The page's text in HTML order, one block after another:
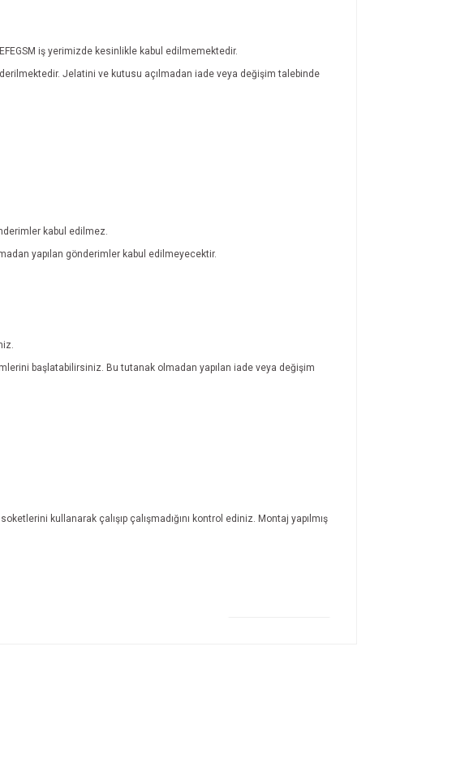
iş yerimizde kesinlikle kabul edilmemektedir.
Jelatini ve kutusu açılmadan iade veya değişim talebinde
kabul edilmez.
yapılan gönderimler kabul edilmeyecektir.
başlatabilirsiniz. Bu tutanak olmadan yapılan iade veya değişim
soketlerini kullanarak çalışıp çalışmadığını kontrol ediniz. Montaj yapılmış